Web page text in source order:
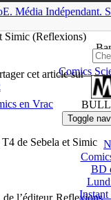
Média Indépendant.
Comics
Toggle
BD
Instant
Simic (Reflexions)
cet article sur
en Vrac
de Sebela et Simic
l’éditeur Reflexions.